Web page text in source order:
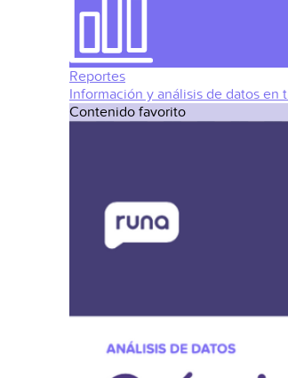
Reportes
Información y análisis de datos en
Contenido favorito